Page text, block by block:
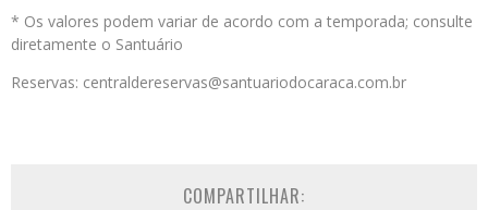
* Os valores podem variar de acordo com a temporada; consulte
diretamente o Santuário
Reservas: centraldereservas@santuariodocaraca.com.br
COMPARTILHAR: